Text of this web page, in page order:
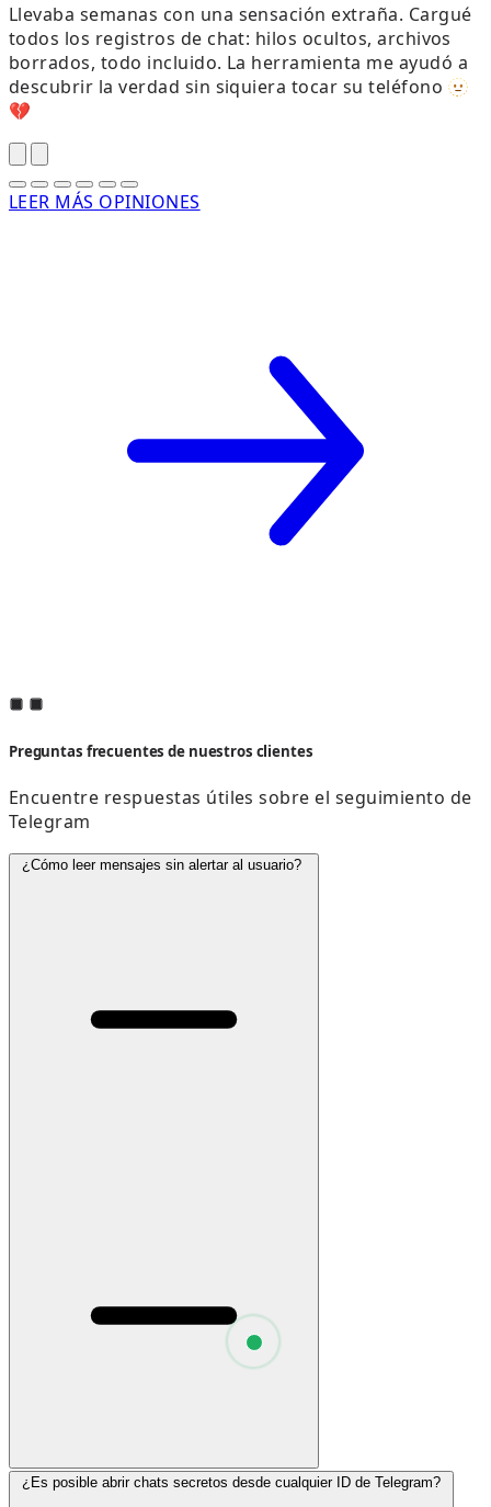
Llevaba semanas con una sensación extraña. Cargué
todos los registros de chat: hilos ocultos, archivos
borrados, todo incluido. La herramienta me ayudó a
descubrir la verdad sin siquiera tocar su teléfono 🫥
💔
LEER MÁS OPINIONES
Preguntas frecuentes de nuestros clientes
Encuentre respuestas útiles sobre el seguimiento de
Telegram
¿Cómo leer mensajes sin alertar al usuario?
¿Es posible abrir chats secretos desde cualquier ID de Telegram?